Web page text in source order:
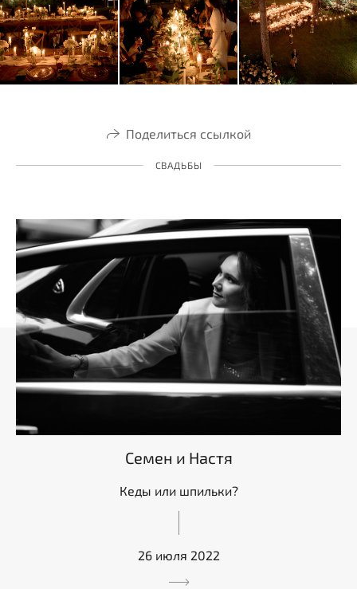
Поделиться ссылкой
СВАДЬБЫ
Семен и Настя
Кеды или шпильки?
26 июля 2022